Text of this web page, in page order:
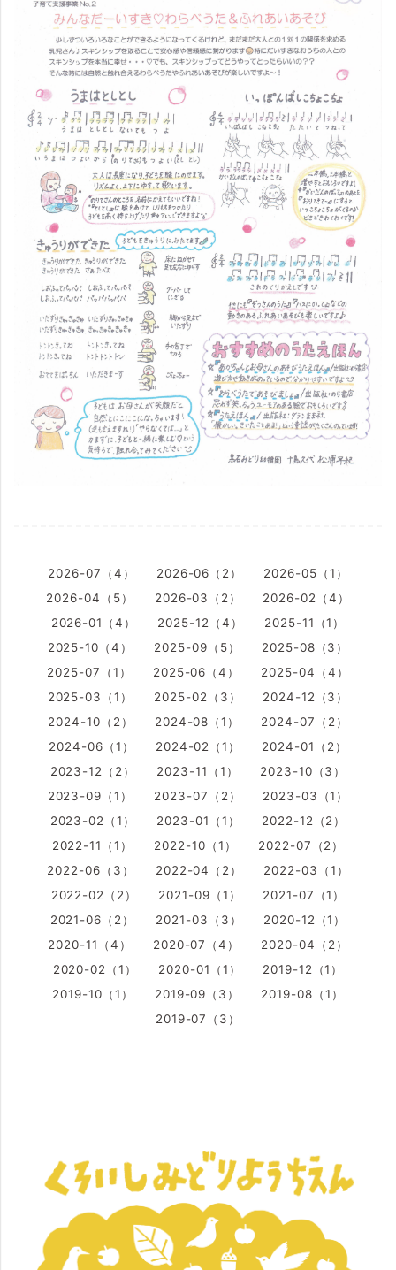
2026-07（4） 2026-06（2）
2026-05（1）
2026-04（5）
2026-03（2）
2026-02（4）
2026-01（4）
2025-12（4）
2025-11（1）
2025-10（4）
2025-09（5）
2025-08（3）
2025-07（1）
2025-06（4）
2025-04（4）
2025-03（1）
2025-02（3）
2024-12（3）
2024-10（2）
2024-08（1）
2024-07（2）
2024-06（1）
2024-02（1）
2024-01（2）
2023-12（2）
2023-11（1）
2023-10（3）
2023-09（1）
2023-07（2）
2023-03（1）
2023-02（1）
2023-01（1）
2022-12（2）
2022-11（1）
2022-10（1）
2022-07（2）
2022-06（3）
2022-04（2）
2022-03（1）
2022-02（2）
2021-09（1）
2021-07（1）
2021-06（2）
2021-03（3）
2020-12（1）
2020-11（4）
2020-07（4）
2020-04（2）
2020-02（1）
2020-01（1）
2019-12（1）
2019-10（1）
2019-09（3）
2019-08（1）
2019-07（3）